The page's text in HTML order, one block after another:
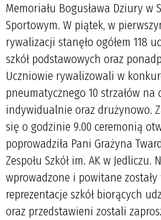
Memoriału Bogusława Dziury w
Sportowym. W piątek, w
rywalizacji stanęło ogółem 118
szkół podstawowych oraz
Uczniowie rywalizowali w
pneumatycznego 10 strzałów na
indywidualnie oraz drużynowo.
się o godzinie 9.00 ceremonią
poprowadziła Pani Grażyna
Zespołu Szkół im. AK w Jedliczu.
wprowadzone i powitane zostały
reprezentacje szkół biorących
oraz przedstawieni zostali